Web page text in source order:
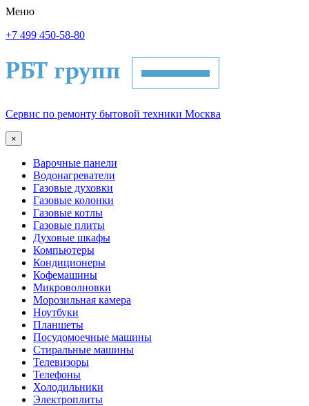
Меню
+7 499 450-58-80
Сервис по ремонту бытовой техники Москва
×
Варочные панели
Водонагреватели
Газовые духовки
Газовые колонки
Газовые котлы
Газовые плиты
Духовые шкафы
Компьютеры
Кондиционеры
Кофемашины
Микроволновки
Морозильная камера
Ноутбуки
Планшеты
Посудомоечные машины
Стиральные машины
Телевизоры
Телефоны
Холодильники
Электроплиты